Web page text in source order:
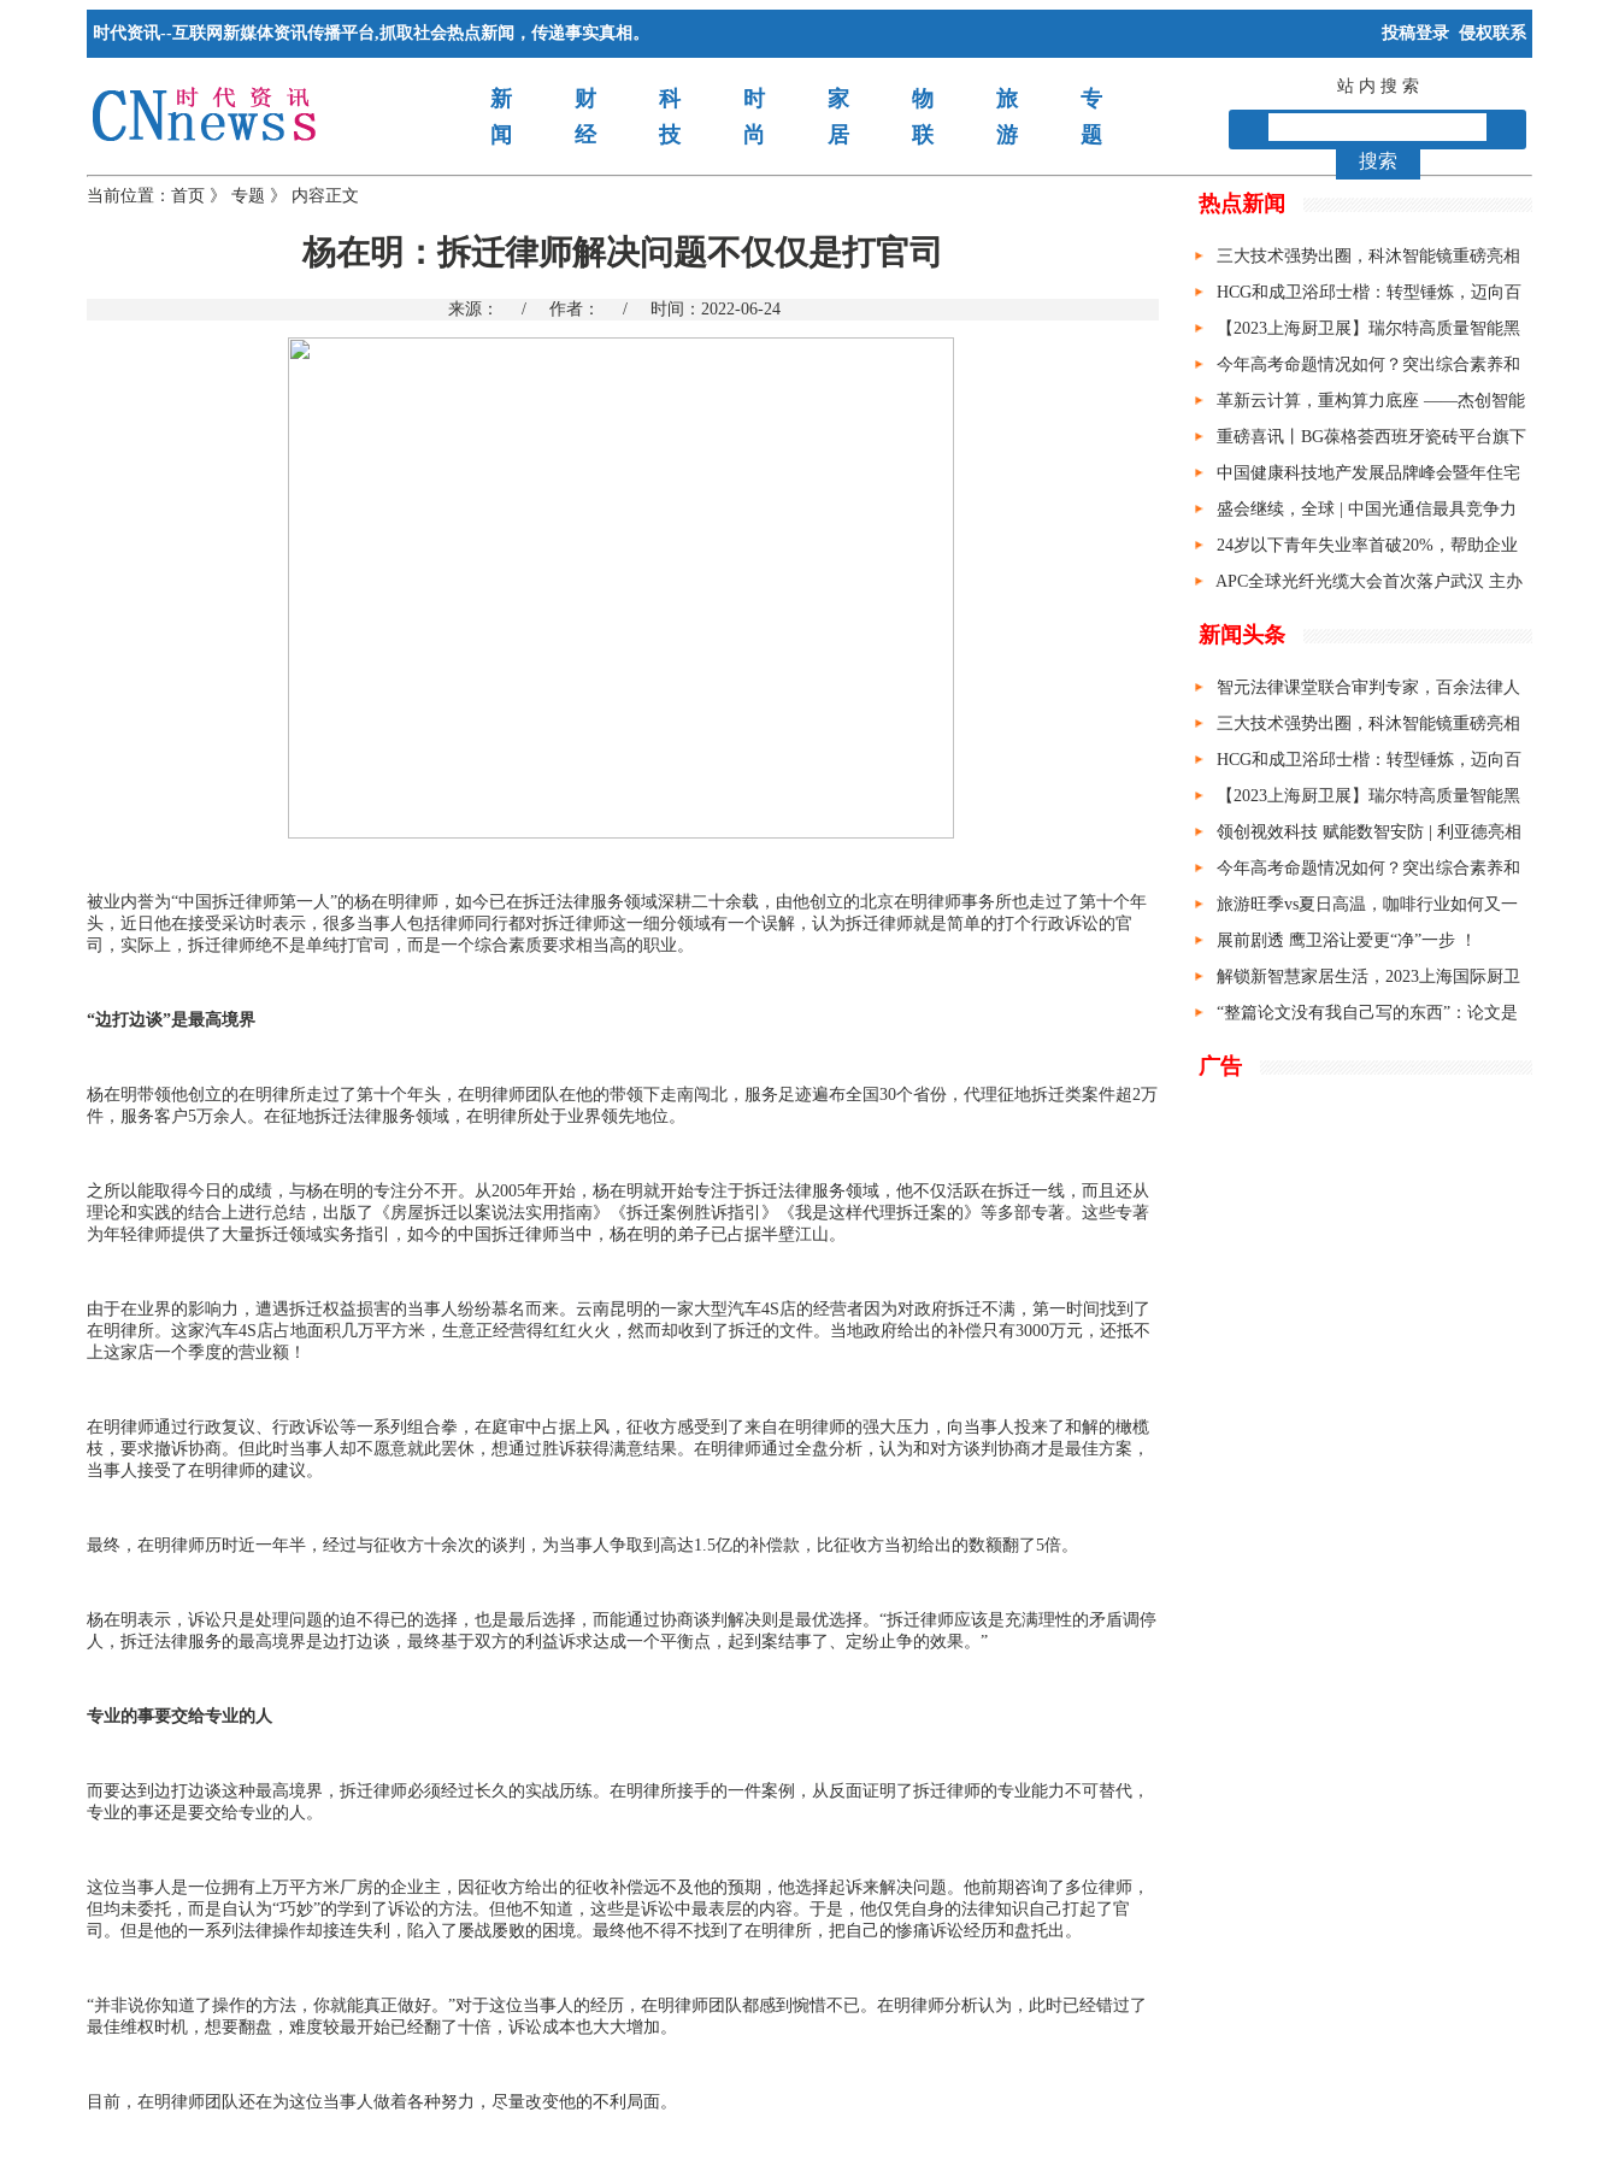
时代资讯--互联网新媒体资讯传播平台,抓取社会热点新闻，传递事实真相。 投稿登录 侵权联系
新
闻
财
经
科
技
时
尚
家
居
物
联
旅
游
专
题
站 内 搜 索
搜索
当前位置： 首页 》 专题 》 内容正文
杨在明：拆迁律师解决问题不仅仅是打官司
来源： / 作者： / 时间：2022-06-24
被业内誉为“中国拆迁律师第一人”的杨在明律师，如今已在拆迁法律服务领域深耕二十余载，由他创立的北京在明律师事务所也走过了第十个年
头，近日他在接受采访时表示，很多当事人包括律师同行都对拆迁律师这一细分领域有一个误解，认为拆迁律师就是简单的打个行政诉讼的官
司，实际上，拆迁律师绝不是单纯打官司，而是一个综合素质要求相当高的职业。
“边打边谈”是最高境界
杨在明带领他创立的在明律所走过了第十个年头，在明律师团队在他的带领下走南闯北，服务足迹遍布全国30个省份，代理征地拆迁类案件超 2万
件，服务客户5万余人。在征地拆迁法律服务领域，在明律所处于业界领先地位。
之所以能取得今日的成绩，与杨在明的专注分不开。从 2005年开始，杨在明就开始专注于拆迁法律服务领域，他不仅活跃在拆迁一线，而且还从
理论和实践的结合上进行总结，出版了《房屋拆迁以案说法实用指南》《拆迁案例胜诉指引》《我是这样代理拆迁案的》等多部专著。这些专著
为年轻律师提供了大量拆迁领域实务指引，如今的中国拆迁律师当中，杨在明的弟子已占据半壁江山。
由于在业界的影响力，遭遇拆迁权益损害的当事人纷纷慕名而来。云南昆明的一家大型汽车4S 店的经营者因为对政府拆迁不满，第一时间找到了
在明律所。这家汽车4S 店占地面积几万平方米，生意正经营得红红火火，然而却收到了拆迁的文件。当地政府给出的补偿只有3000万元，还抵不
上这家店一个季度的营业额！
在明律师通过行政复议、行政诉讼等一系列组合拳，在庭审中占据上风，征收方感受到了来自在明律师的强大压力，向当事人投来了和解的橄榄
枝，要求撤诉协商。但此时当事人却不愿意就此罢休，想通过胜诉获得满意结果。在明律师通过全盘分析，认为和对方谈判协商才是最佳方案，
当事人接受了在明律师的建议。
最终， 在明律师历时近一年半，经过与征收方十余次的谈判，为当事人 争取到高达1.5亿的补偿款，比征收方当初给出的数额翻了5倍。
杨在明表示，诉讼只是处理问题的迫不得已的选择，也是最后选择，而能通过协商谈判解决则是最优选择。 “拆迁律师应该是充满理性的矛盾调停
人，拆迁法律服务的最高境界是边打边谈，最终基于双方的利益诉求达成一个平衡点，起到案结事了、定纷止争的效果。”
专业的事要交给专业的人
而要达到边打边谈这种最高境界，拆迁律师必须经过长久的实战历练。在明律所接手的一件案例，从反面证明了拆迁律师的专业能力不可替代，
专业的事还是要交给专业的人。
这位当事人是一位拥有上万平方米厂房的企业主，因征收方给出的征收补偿远不及他的预期，他选择起诉来解决问题。他前期咨询了多位律师，
但均未委托，而是自认为“巧妙”的学到了诉讼的方法。但他不知道，这些是诉讼中最表层的内容。于是，他仅凭自身的法律知识自己打起了官
司。但是他的一系列法律操作却接连失利，陷入了屡战屡败的困境。最终他不得不找到了在明律所，把自己的惨痛诉讼经历和盘托出。
“并非说你知道了操作的方法，你就能真正做好。”对于这位当事人的经历，在明律师团队都感到惋惜不已。在明律师分析认为，此时已经错过了
最佳维权时机，想要翻盘，难度较最开始已经翻了十倍，诉讼成本也大大增加。
目前，在明律师团队还在为这位当事人做着各种努力，尽量改变他的不利局面。
热点新闻
三大技术强势出圈，科沐智能镜重磅亮相
上海厨卫展
HCG和成卫浴邱士楷：转型锤炼，迈向百
年
【2023上海厨卫展】瑞尔特高质量智能黑
科技再次惊艳全场！
今年高考命题情况如何？突出综合素养和
能力考查
革新云计算，重构算力底座 ——杰创智能
常青云产品发布会成功举办
重磅喜讯丨BG葆格荟西班牙瓷砖平台旗下
核心品牌，BG&BORGETTO荣获第19届陶瓷
行业新锐榜“新锐品牌 金奖”！
中国健康科技地产发展品牌峰会暨年住宅
联盟成员大会在京召开
盛会继续，全球 | 中国光通信最具竞争力
企业10强榜单揭晓
24岁以下青年失业率首破20%，帮助企业
渡难关就是促就业
APC全球光纤光缆大会首次落户武汉 主办
新闻头条
智元法律课堂联合审判专家，百余法律人
聚成都密训庭审技能
三大技术强势出圈，科沐智能镜重磅亮相
上海厨卫展
HCG和成卫浴邱士楷：转型锤炼，迈向百
年
【2023上海厨卫展】瑞尔特高质量智能黑
科技再次惊艳全场！
领创视效科技 赋能数智安防 | 利亚德亮相
第十六届安博会
今年高考命题情况如何？突出综合素养和
能力考查
旅游旺季vs夏日高温，咖啡行业如何又一
次切中新环境带来的新机会
展前剧透 鹰卫浴让爱更“净”一步 ！
解锁新智慧家居生活，2023上海国际厨卫
展就看喜尔康！
“整篇论文没有我自己写的东西”：论文是
广告